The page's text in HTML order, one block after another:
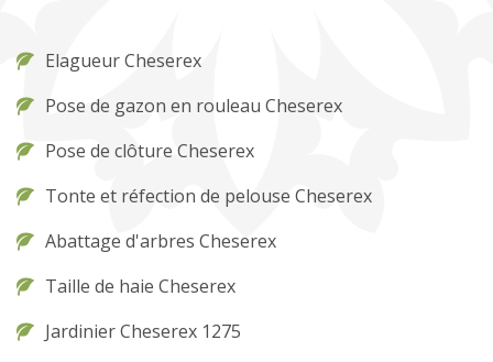
Elagueur Cheserex
Pose de gazon en rouleau Cheserex
Pose de clôture Cheserex
Tonte et réfection de pelouse Cheserex
Abattage d'arbres Cheserex
Taille de haie Cheserex
Jardinier Cheserex 1275